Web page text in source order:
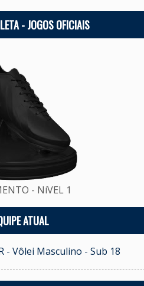
- JOGOS OFICIAIS
- NíVEL 1
ATUAL
- Vôlei Masculino - Sub 18